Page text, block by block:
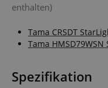
enthalten)
Tama CRSDT
Tama
Spezifikation